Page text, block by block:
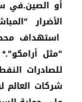
أو الصين.في
الأضرار
استهداف
"مثل
للصادرات
شركات